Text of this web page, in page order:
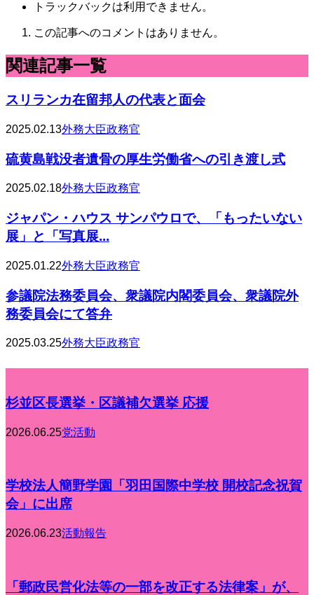
トラックバックは利用できません。
この記事へのコメントはありません。
関連記事一覧
スリランカ在留邦人の代表と面会
2025.02.13外務大臣政務官
硫黄島戦没者遺骨の厚生労働省への引き渡し式
2025.02.18外務大臣政務官
ジャパン・ハウス サンパウロで、「もったいない
展」と「写真展...
2025.01.22外務大臣政務官
参議院法務委員会、衆議院内閣委員会、衆議院外
務委員会にて答弁
2025.03.25外務大臣政務官
杉並区長選挙・区議補欠選挙 応援
2026.06.25党活動
学校法人簡野学園「羽田国際中学校 開校記念祝賀
会」に出席
2026.06.23活動報告
「郵政民営化法等の一部を改正する法律案」が、